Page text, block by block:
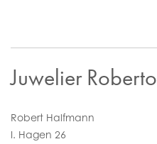
Juwelier Roberto
Robert Halfmann
I. Hagen 26